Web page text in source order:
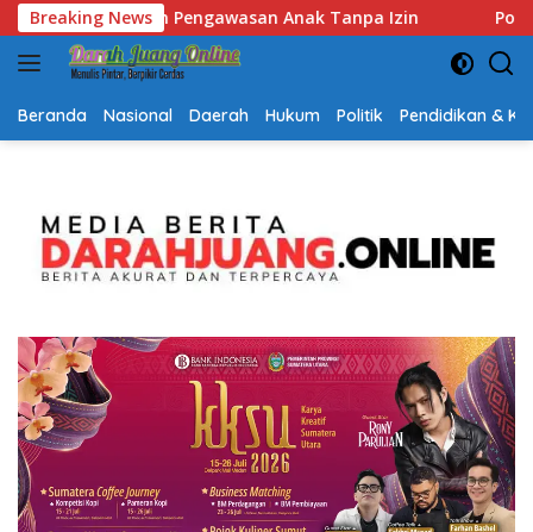
Langsung
ke
konten
Breaking NewsPolsek Lubuk Baja Amankan Dua Tersangka
Beranda Nasional Daerah Hukum Politik Pendidikan &